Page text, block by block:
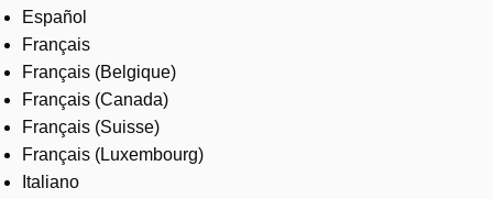
Español
Français
Français (Belgique)
Français (Canada)
Français (Suisse)
Français (Luxembourg)
Italiano